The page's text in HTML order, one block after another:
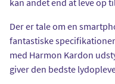
Der er tale om en
fantastiske
med Harmon Kardon
giver den bedste